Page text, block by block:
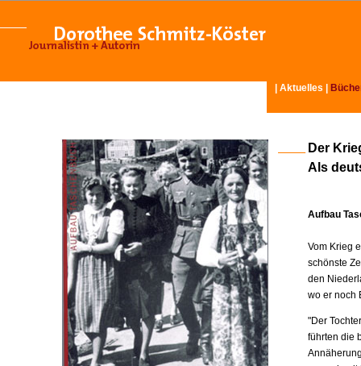
Aktuelles
Der
Als
Aufbau
Vom Krieg
schönste
den
wo er noch
"Der
führten die